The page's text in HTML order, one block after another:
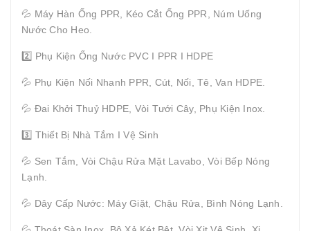
💦 Máy Hàn Ống PPR, Kéo Cắt Ống PPR, Núm Uống
Nước Cho Heo.
2️⃣ Phụ Kiện Ống Nước PVC I PPR I HDPE
💦 Phụ Kiện Nối Nhanh PPR, Cút, Nối, Tê, Van HDPE.
💦 Đai Khởi Thuỷ HDPE, Vòi Tưới Cây, Phụ Kiện Inox.
3️⃣ Thiết Bị Nhà Tắm I Vệ Sinh
💦 Sen Tắm, Vòi Chậu Rửa Mặt Lavabo, Vòi Bếp Nóng
Lạnh.
💦 Dây Cấp Nước: Máy Giặt, Chậu Rửa, Bình Nóng Lạnh.